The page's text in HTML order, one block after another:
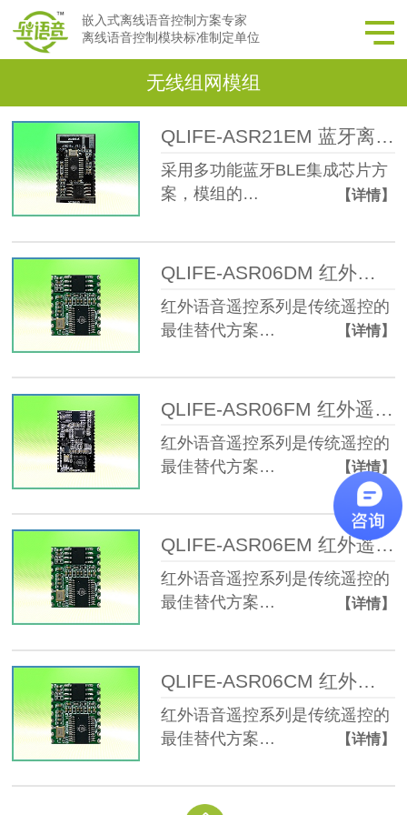
嵌入式离线语音控制方案专家
离线语音控制模块标准制定单位
无线组网模组
QLIFE-ASR21EM 蓝牙离线语音模块
采用多功能蓝牙BLE集成芯片方
案，模组的…
【详情】
QLIFE-ASR06DM 红外遥控离线语音模块
红外语音遥控系列是传统遥控的
最佳替代方案…
【详情】
红外语音遥控系列是传统遥控的
最佳替代方案…
【详情】
QLIFE-ASR06EM 红外遥控离线语音模块
红外语音遥控系列是传统遥控的
最佳替代方案…
【详情】
QLIFE-ASR06CM 红外遥控离线语音模块
红外语音遥控系列是传统遥控的
最佳替代方案…
【详情】